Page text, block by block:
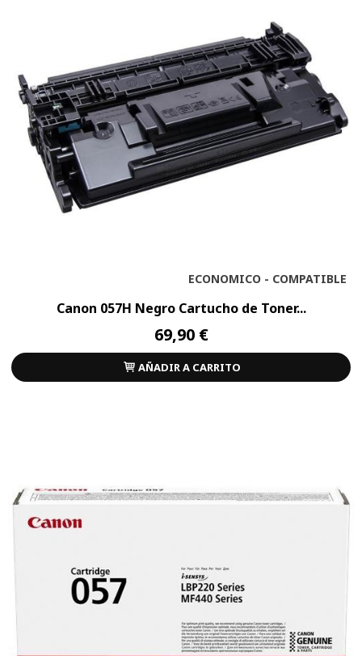
ECONOMICO - COMPATIBLE
Canon 057H Negro Cartucho de Toner...
69,90 €
AÑADIR A CARRITO